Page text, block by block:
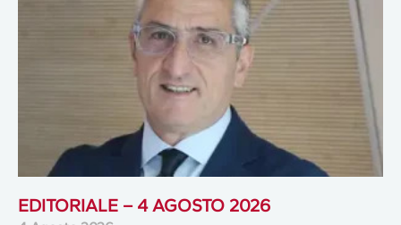
EDITORIALE – 4 AGOSTO 2026